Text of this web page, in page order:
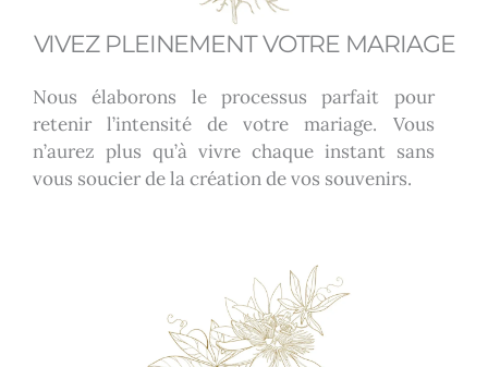
VIVEZ PLEINEMENT VOTRE MARIAGE
Nous élaborons le processus parfait pour
retenir l’intensité de votre mariage. Vous
n’aurez plus qu’à vivre chaque instant sans
vous soucier de la création de vos souvenirs.